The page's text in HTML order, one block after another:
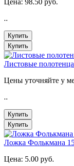
..
Купить
Купить
Листовые
Цены уточняйте у
..
Купить
Купить
Ложка Фолькмана
Цена: 5.00 руб.